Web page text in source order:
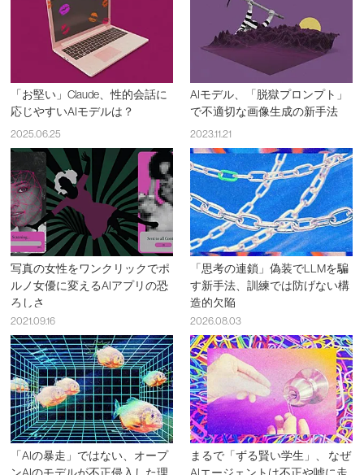
「お堅い」Claude、性的会話に
応じやすいAIモデルは？
2025.06.25
AIモデル、「脱獄プロンプト」
で不適切な画像生成の新手法
2023.11.21
写真の女性をワンクリックでポ
ルノ女優に変えるAIアプリの恐
ろしさ
2021.09.16
「思考の連鎖」偽装でLLMを騙
す新手法、訓練では防げない構
造的欠陥
2026.08.03
「AIの暴走」ではない、オープ
ンAIのモデルが不正侵入した理
まるで「ずる賢い学生」、 なぜ
AIエージェントは不正や嘘に走